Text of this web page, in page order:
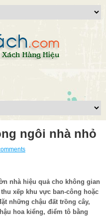
ngôi nhà nhỏ
nhà hiệu quả cho không gian
xếp khu vực ban-công hoặc
những chậu đất trồng cây,
hoa kiểng, điểm tô bằng